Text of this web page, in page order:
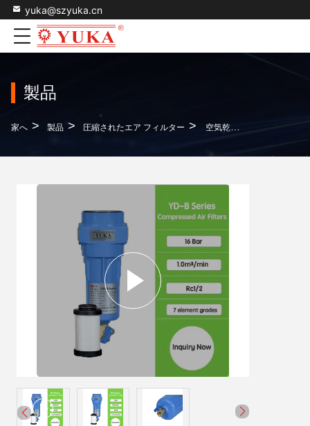
yuka@szyuka.cn
製品
家へ > 製品 > 圧縮されたエア フィルター > 空気乾燥機用圧縮空気のフィルターシステム